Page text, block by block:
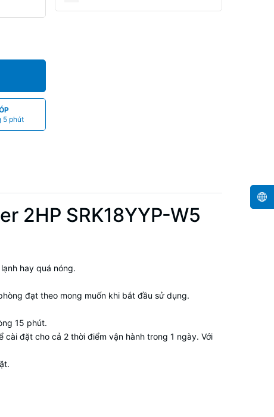
5 phút
2HP SRK18YYP-W5
hay quá nóng.
đạt theo mong muốn khi bắt đầu sử dụng.
15 phút.
đặt cho cả 2 thời điểm vận hành trong 1 ngày. Với